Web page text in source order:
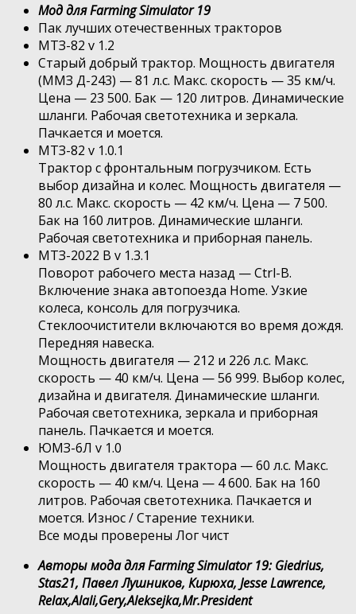
Мод для Farming Simulator 19
Пак лучших отечественных тракторов
МТЗ-82 v 1.2
Старый добрый трактор. Мощность двигателя
(ММЗ Д-243) — 81 л.с. Макс. скорость — 35 км/ч.
Цена — 23 500. Бак — 120 литров. Динамические
шланги. Рабочая светотехника и зеркала.
Пачкается и моется.
МТЗ-82 v 1.0.1
Трактор с фронтальным погрузчиком. Есть
выбор дизайна и колес. Мощность двигателя —
80 л.с. Макс. скорость — 42 км/ч. Цена — 7 500.
Бак на 160 литров. Динамические шланги.
Рабочая светотехника и приборная панель.
МТЗ-2022 В v 1.3.1
Поворот рабочего места назад — Ctrl-B.
Включение знака автопоезда Home. Узкие
колеса, консоль для погрузчика.
Стеклоочистители включаются во время дождя.
Передняя навеска.
Мощность двигателя — 212 и 226 л.с. Макс.
скорость — 40 км/ч. Цена — 56 999. Выбор колес,
дизайна и двигателя. Динамические шланги.
Рабочая светотехника, зеркала и приборная
панель. Пачкается и моется.
ЮМЗ-6Л v 1.0
Мощность двигателя трактора — 60 л.с. Макс.
скорость — 40 км/ч. Цена — 4 600. Бак на 160
литров. Рабочая светотехника. Пачкается и
моется. Износ / Старение техники.
Все моды проверены Лог чист
Авторы мода для Farming Simulator 19: Giedrius,
Stas21, Павел Лушников, Кирюха, Jesse Lawrence,
Relax,Alali,Gery,Aleksejka,Mr.President